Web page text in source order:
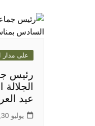
على مدار
رئيس
عيد
يوليو 30, 2026